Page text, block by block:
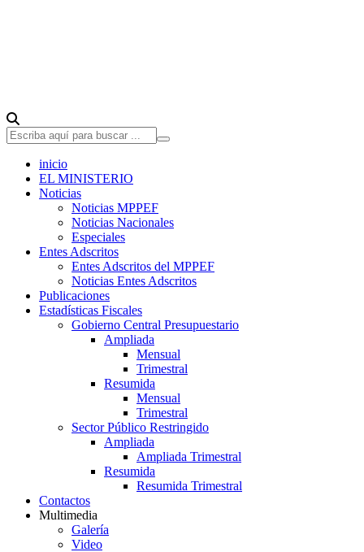
inicio
EL MINISTERIO
Noticias
Noticias MPPEF
Noticias Nacionales
Especiales
Entes Adscritos
Entes Adscritos del MPPEF
Noticias Entes Adscritos
Publicaciones
Estadísticas Fiscales
Gobierno Central Presupuestario
Ampliada
Mensual
Trimestral
Resumida
Mensual
Trimestral
Sector Público Restringido
Ampliada
Ampliada Trimestral
Resumida
Resumida Trimestral
Contactos
Multimedia
Galería
Video